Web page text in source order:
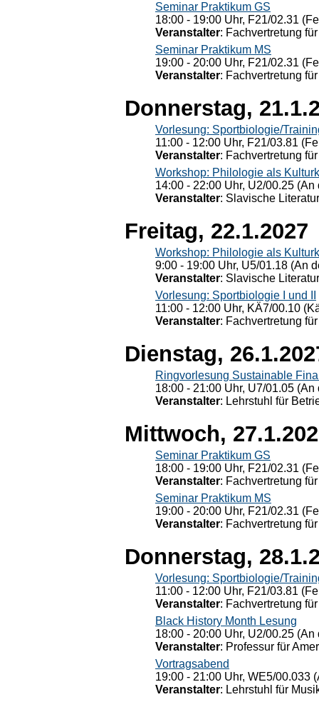
Seminar Praktikum GS
18:00 - 19:00 Uhr, F21/02.31
Veranstalter: Fachvertretung
Seminar Praktikum MS
19:00 - 20:00 Uhr, F21/02.31
Veranstalter: Fachvertretung
Donnerstag,
Vorlesung: Sportbiologie/
11:00 - 12:00 Uhr, F21/03.81
Veranstalter: Fachvertretung
Workshop: Philologie als
14:00 - 22:00 Uhr, U2/00.25
Veranstalter: Slavische
Freitag, 22.1.2027
Workshop: Philologie als
9:00 - 19:00 Uhr, U5/01.18 (An
Veranstalter: Slavische
Vorlesung: Sportbiologie I und II
11:00 - 12:00 Uhr, KÄ7/00.10
Veranstalter: Fachvertretung
Dienstag,
Ringvorlesung Sustainable
18:00 - 21:00 Uhr, U7/01.05
Veranstalter: Lehrstuhl für
Mittwoch,
Seminar Praktikum GS
18:00 - 19:00 Uhr, F21/02.31
Veranstalter: Fachvertretung
Seminar Praktikum MS
19:00 - 20:00 Uhr, F21/02.31
Veranstalter: Fachvertretung
Donnerstag,
Vorlesung: Sportbiologie/
11:00 - 12:00 Uhr, F21/03.81
Veranstalter: Fachvertretung
Black History Month Lesung
18:00 - 20:00 Uhr, U2/00.25
Veranstalter: Professur für
Vortragsabend
19:00 - 21:00 Uhr, WE5/00.033
Veranstalter: Lehrstuhl für